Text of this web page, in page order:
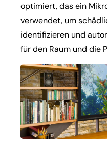
optimiert, das ein
verwendet, um
identifizieren und
für den Raum und die